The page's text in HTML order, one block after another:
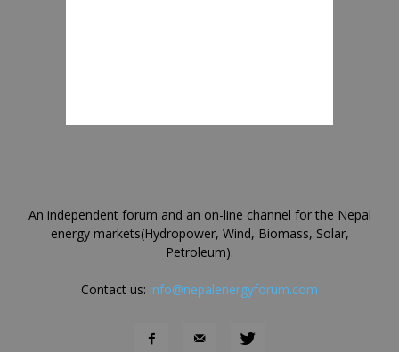
An independent forum and an on-line channel for the Nepal
energy markets(Hydropower, Wind, Biomass, Solar,
Petroleum).
Contact us: info@nepalenergyforum.com